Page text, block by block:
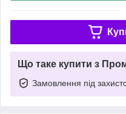
Що таке купити з
Замовлення під